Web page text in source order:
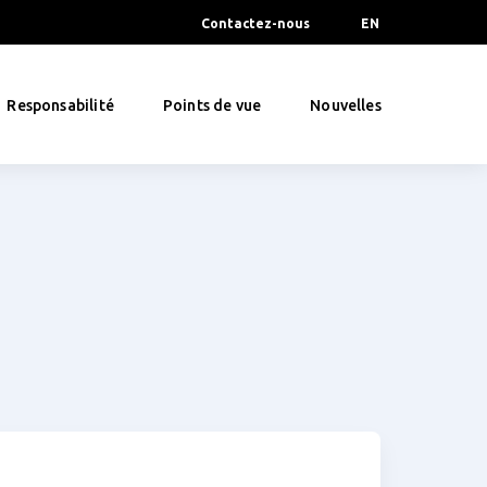
Contactez-nous EN
Responsabilité Points de vue Nouvelles